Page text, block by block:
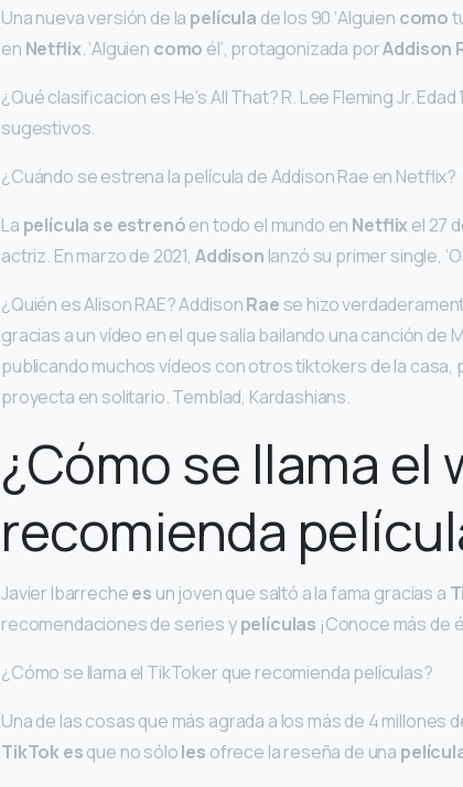
Una nueva versión de la película de los 90 ‘Alguien como
en Netflix. ‘Alguien como él’, protagonizada porAddison
¿Qué clasificacion es He’s All That? R. Lee Fleming Jr.
sugestivos.
¿Cuándo se estrena la película de Addison Rae en Netflix?
La película se estrenóen todo el mundo en Netflixel 27
actriz. En marzo de 2021, Addison lanzó su primer single,
¿Quién es Alison RAE? AddisonRae se hizo
gracias a un vídeo en el que salía bailando una canción de
publicando muchos vídeos con otros tiktokers de la
proyecta en solitario. Temblad, Kardashians.
¿Cómo se llama el
recomienda
Javier Ibarrechees un joven que saltó a la fama gracias a
recomendaciones de series ypelículas ¡Conoce más de
¿Cómo se llama el TikToker que recomienda películas?
Una de las cosas que más agrada a los más de 4
TikTok esque no sóloles ofrece la reseña de una